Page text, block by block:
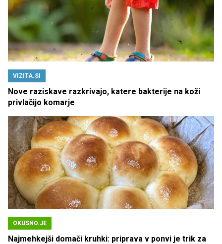
VIZITA.SI
Nove raziskave razkrivajo, katere bakterije na koži
privlačijo komarje
OKUSNO.JE
Najmehkejši domači kruhki: priprava v ponvi je trik za